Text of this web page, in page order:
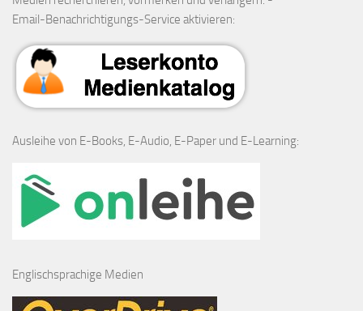
Email-Benachrichtigungs-Service aktivieren:
Ausleihe von E-Books, E-Audio, E-Paper und E-Learning:
Englischsprachige Medien